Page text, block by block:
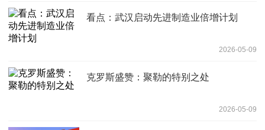
看点：武汉启动先进制造业倍增计划
2026-05-09
克罗斯盛赞：聚勒的特别之处
2026-05-09